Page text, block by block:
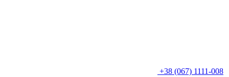
+38 (067) 1111-008